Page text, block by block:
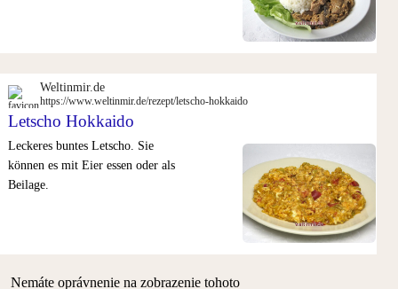
Weltinmir.de
https://www.weltinmir.de/rezept/letscho-hokkaido
Letscho Hokkaido
Leckeres buntes Letscho. Sie
können es mit Eier essen oder als
Beilage.
Nemáte oprávnenie na zobrazenie tohoto